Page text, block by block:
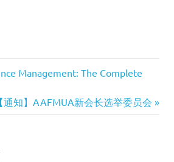
Management: The Complete
Next
【通知】AAFMUA新会长选举委员会